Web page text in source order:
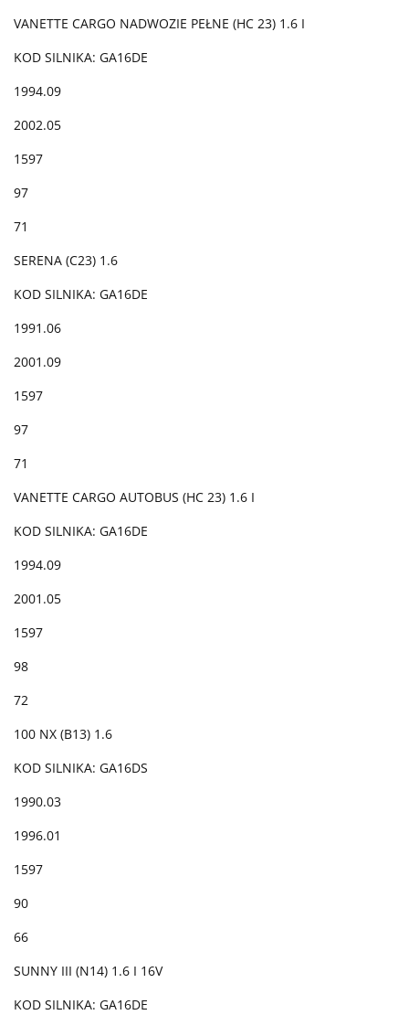
VANETTE CARGO NADWOZIE PEŁNE (HC 23) 1.6 I
KOD SILNIKA: GA16DE
1994.09
2002.05
1597
97
71
SERENA (C23) 1.6
KOD SILNIKA: GA16DE
1991.06
2001.09
1597
97
71
VANETTE CARGO AUTOBUS (HC 23) 1.6 I
KOD SILNIKA: GA16DE
1994.09
2001.05
1597
98
72
100 NX (B13) 1.6
KOD SILNIKA: GA16DS
1990.03
1996.01
1597
90
66
SUNNY III (N14) 1.6 I 16V
KOD SILNIKA: GA16DE